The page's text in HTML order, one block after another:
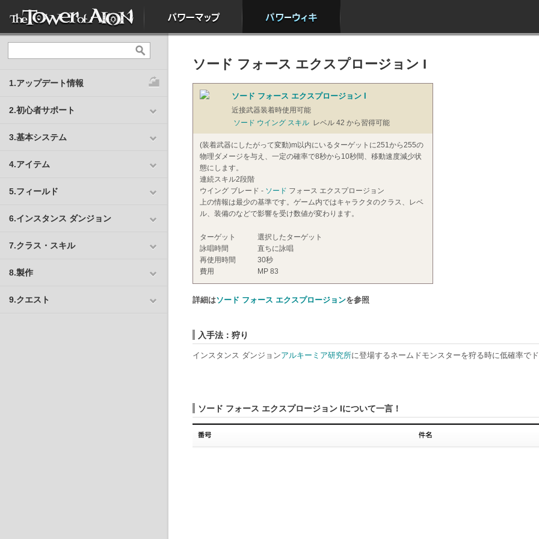
1.アップデート情報
2.初心者サポート
3.基本システム
4.アイテム
5.フィールド
6.インスタンス ダンジョン
7.クラス・スキル
8.製作
9.クエスト
ソード フォース エクスプロージョン I
ソード フォース エクスプロージョン I
近接武器装着時使用可能
ソード ウイング スキル レベル 42 から習得可能
(装着武器にしたがって変動)m以内にいるターゲットに251から255の
物理ダメージを与え、一定の確率で8秒から10秒間、移動速度減少状
態にします。
連続スキル2段階
ウイング ブレード - ソード フォース エクスプロージョン
上の情報は最少の基準です。ゲーム内ではキャラクタのクラス、レベ
ル、装備のなどで影響を受け数値が変わります。
ターゲット
選択したターゲット
詠唱時間
直ちに詠唱
再使用時間
30秒
費用
MP 83
詳細はソード フォース エクスプロージョンを参照
入手法：狩り
インスタンス ダンジョンアルキーミア研究所に登場するネームドモンスターを狩る時に低確率で
ソード フォース エクスプロージョン Iについて一言！